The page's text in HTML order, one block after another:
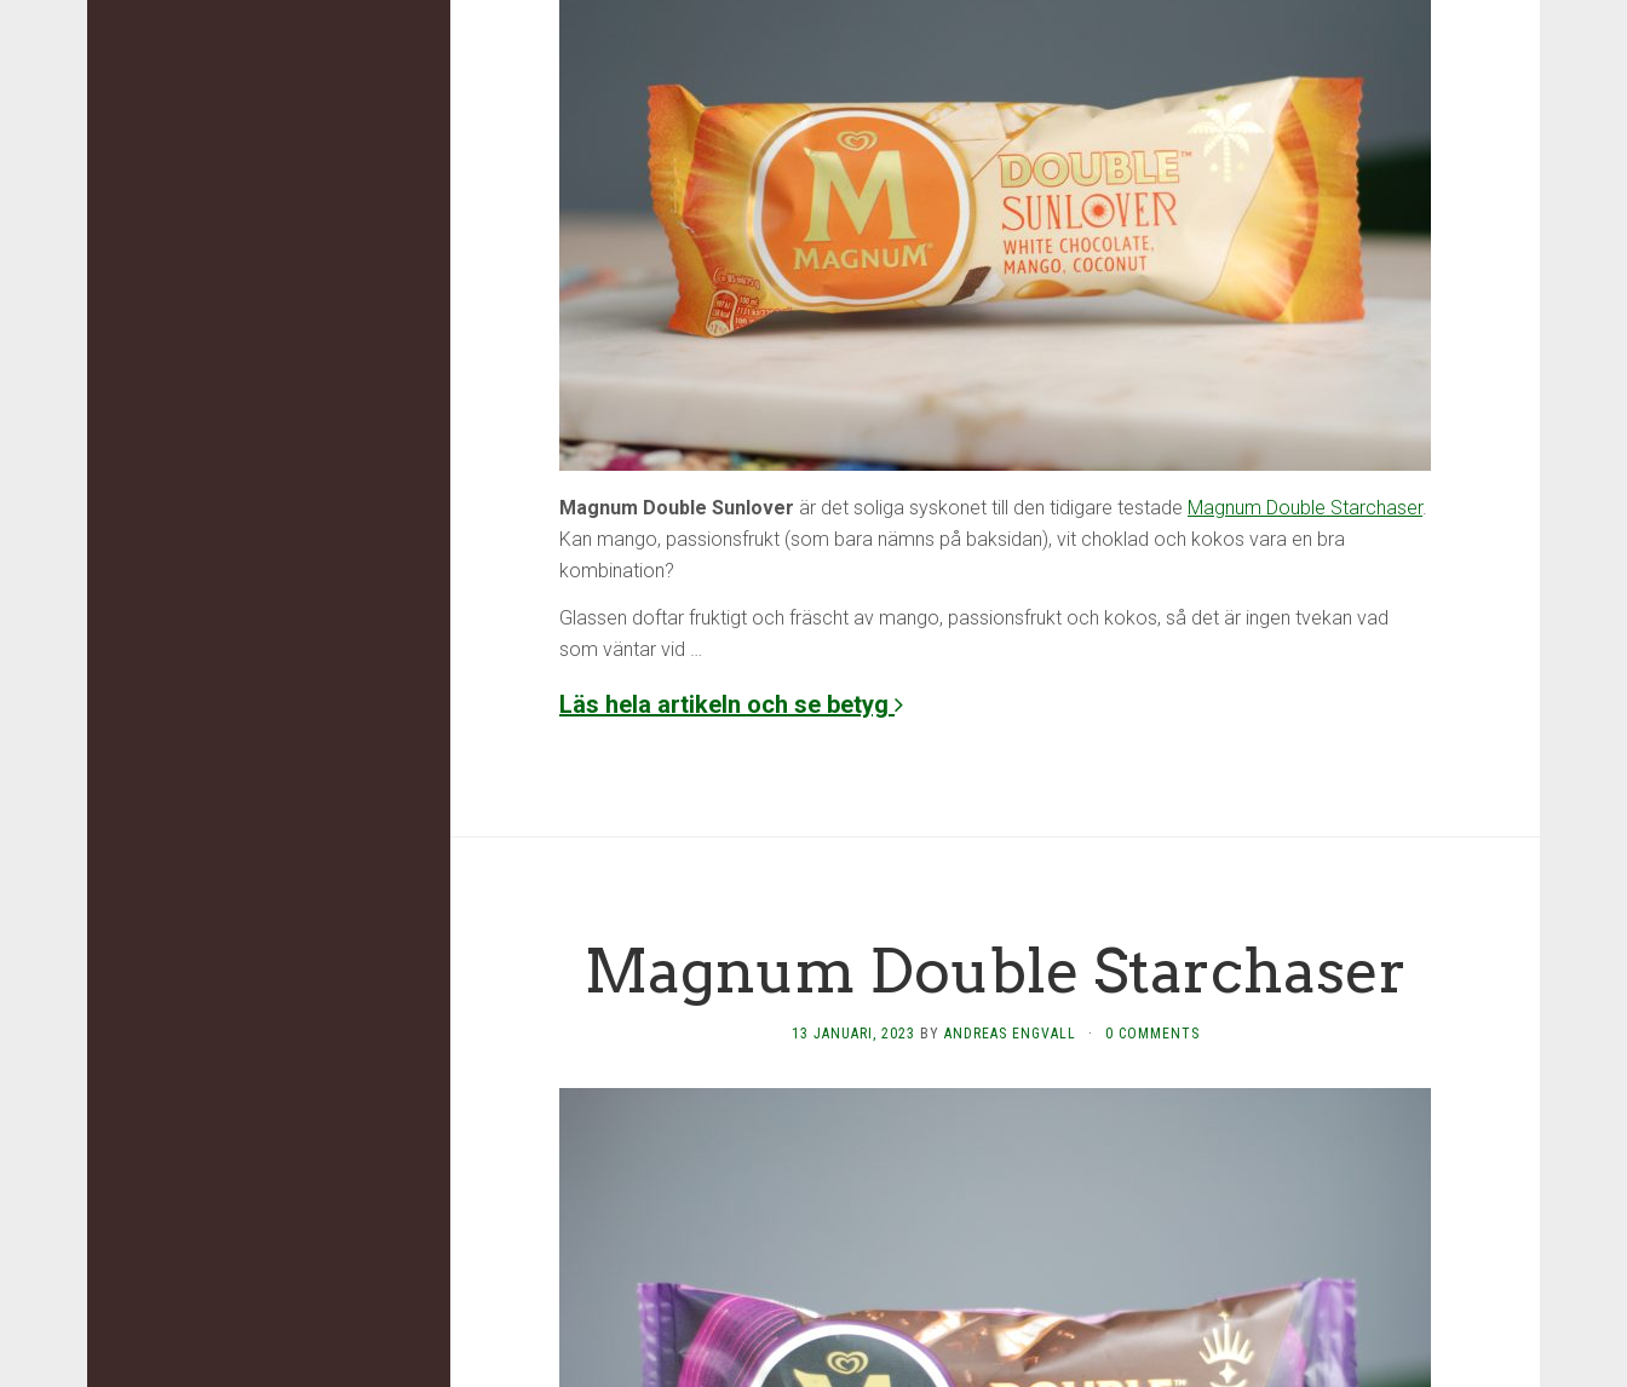
Magnum Double Sunlover är det soliga syskonet till den tidigare testade Magnum Double Starchaser.
Kan mango, passionsfrukt (som bara nämns på baksidan), vit choklad och kokos vara en bra
kombination?
Glassen doftar fruktigt och fräscht av mango, passionsfrukt och kokos, så det är ingen tvekan vad
som väntar vid …
Läs hela artikeln och se betyg
Magnum Double Starchaser
13 JANUARI, 2023 BY ANDREAS ENGVALL · 0 COMMENTS